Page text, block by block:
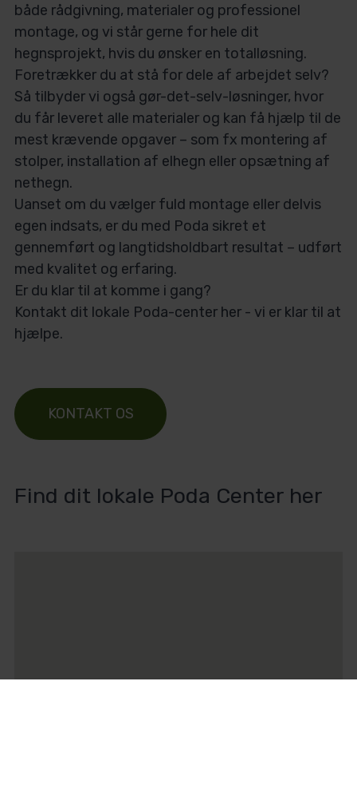
både rådgivning, materialer og professionel
montage, og vi står gerne for hele dit
hegnsprojekt, hvis du ønsker en totalløsning.
Foretrækker du at stå for dele af arbejdet selv?
Så tilbyder vi også gør-det-selv-løsninger, hvor
du får leveret alle materialer og kan få hjælp til de
mest krævende opgaver – som fx montering af
stolper, installation af elhegn eller opsætning af
nethegn.
Uanset om du vælger fuld montage eller delvis
egen indsats, er du med Poda sikret et
gennemført og langtidsholdbart resultat – udført
med kvalitet og erfaring.
Er du klar til at komme i gang?
Kontakt dit lokale Poda-center her - vi er klar til at
hjælpe.
KONTAKT OS
Find dit lokale Poda Center her